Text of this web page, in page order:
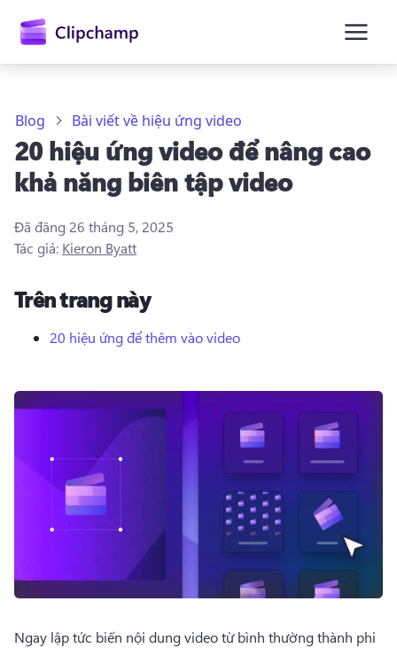
dung
chính
Dùng thử miễn phí
Blog Bài viết về hiệu ứng video
20 hiệu ứng video để nâng cao
khả năng biên tập video
Đã đăng 26 tháng 5, 2025
Tác giả: Kieron Byatt
Trên trang này
20 hiệu ứng để thêm vào video
Ngay lập tức biến nội dung video từ bình thường thành phi